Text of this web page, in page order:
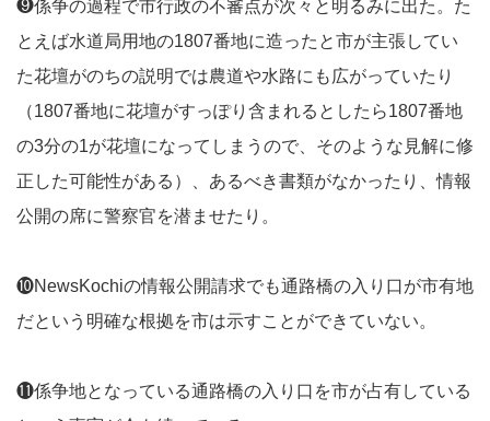
❾係争の過程で市行政の不審点が次々と明るみに出た。た
とえば水道局用地の1807番地に造ったと市が主張してい
た花壇がのちの説明では農道や水路にも広がっていたり
（1807番地に花壇がすっぽり含まれるとしたら1807番地
の3分の1が花壇になってしまうので、そのような見解に修
正した可能性がある）、あるべき書類がなかったり、情報
公開の席に警察官を潜ませたり。
❿NewsKochiの情報公開請求でも通路橋の入り口が市有地
だという明確な根拠を市は示すことができていない。
⓫係争地となっている通路橋の入り口を市が占有している